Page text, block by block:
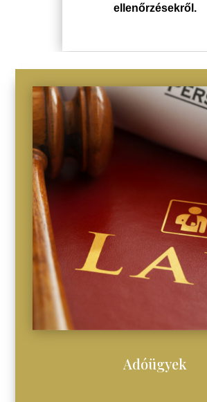
ellenőrzésekről.
Adóügyek